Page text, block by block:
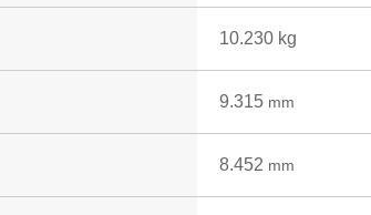
10.230 kg
9.315 mm
8.452 mm